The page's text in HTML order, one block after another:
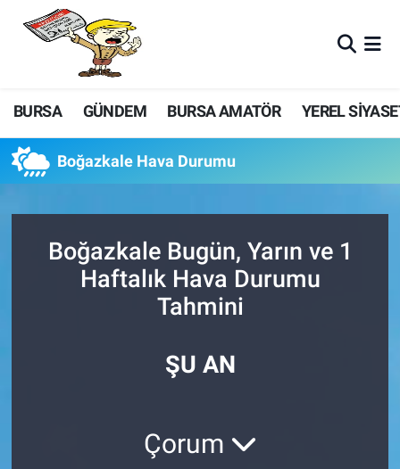
BURSA GÜNDEM BURSA AMATÖR YEREL
Boğazkale Hava Durumu
Boğazkale Bugün, Yarın ve 1
Haftalık Hava Durumu
Tahmini
ŞU AN
Çorum